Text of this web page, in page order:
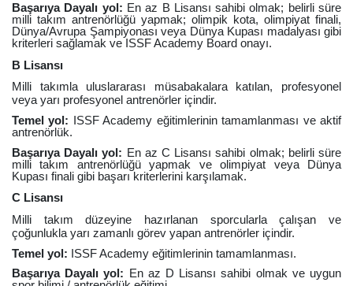
Başarıya Dayalı yol: En az B Lisansı sahibi olmak; belirli süre
milli takım antrenörlüğü yapmak; olimpik kota, olimpiyat finali,
Dünya/Avrupa Şampiyonası veya Dünya Kupası madalyası gibi
kriterleri sağlamak ve ISSF Academy Board onayı.
B Lisansı
Milli takımla uluslararası müsabakalara katılan, profesyonel
veya yarı profesyonel antrenörler içindir.
Temel yol: ISSF Academy eğitimlerinin tamamlanması ve aktif
antrenörlük.
Başarıya Dayalı yol: En az C Lisansı sahibi olmak; belirli süre
milli takım antrenörlüğü yapmak ve olimpiyat veya Dünya
Kupası finali gibi başarı kriterlerini karşılamak.
C Lisansı
Milli takım düzeyine hazırlanan sporcularla çalışan ve
çoğunlukla yarı zamanlı görev yapan antrenörler içindir.
Temel yol: ISSF Academy eğitimlerinin tamamlanması.
Başarıya Dayalı yol: En az D Lisansı sahibi olmak ve uygun